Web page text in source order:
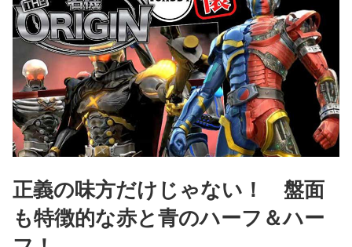
正義の味方だけじゃない！ 盤面
も特徴的な赤と青のハーフ＆ハー